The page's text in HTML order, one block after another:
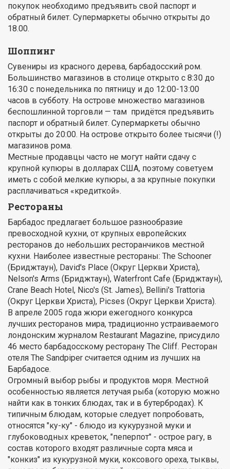
покупок необходимо предъявить свой паспорт и
обратный билет. Супермаркеты обычно открыты до
18.00.
Шоппинг
Сувениры из красного дерева, барбадосский ром.
Большинство магазинов в столице открыто с 8:30 до
16:30 с понедельника по пятницу и до 12:00-13:00
часов в субботу. На острове множество магазинов
беспошлинной торговли — там придётся предъявить
паспорт и обратный билет. Супермаркеты обычно
открыты до 20:00. На острове открыто более тысячи (!)
магазинов рома.
Местные продавцы часто не могут найти сдачу с
крупной купюры в долларах США, поэтому советуем
иметь с собой мелкие купюры, а за крупные покупки
расплачиваться «кредиткой».
Рестораны
Барбадос предлагает большое разнообразие
превосходной кухни, от крупных европейских
ресторанов до небольших ресторанчиков местной
кухни. Наиболее известные рестораны: The Schooner
(Бриджтаун), David's Place (Округ Церкви Христа),
Nelson's Arms (Бриджтаун), Waterfront Cafe (Бриджтаун),
Crane Beach Hotel, Nico's (St. James), Bellini's Trattoria
(Округ Церкви Христа), Picses (Округ Церкви Христа).
В апреле 2005 года жюри ежегодного конкурса
лучших ресторанов мира, традиционно устраиваемого
лондонским журналом Restaurant Magazine, присудило
46 место барбадосскому ресторану The Cliff. Ресторан
отеля The Sandpiper считается одним из лучших на
Барбадосе.
Огромный выбор рыбы и продуктов моря. Местной
особенностью является летучая рыба (которую можно
найти как в тонких блюдах, так и в бутербродах). К
типичным блюдам, которые следует попробовать,
относятся "ку-ку" - блюдо из кукурузной муки и
глубоководных креветок, "пеперпот" - острое рагу, в
состав которого входят различные сорта мяса и
"конкиз" из кукурузной муки, коксового ореха, тыквы,